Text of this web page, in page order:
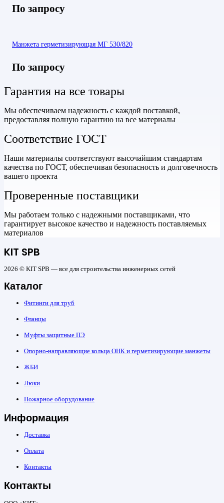
По запросу
Манжета герметизирующая МГ 530/820
По запросу
Гарантия на все товары
Мы обеспечиваем надежность с каждой поставкой,
предоставляя полную гарантию на все материалы
Соответствие ГОСТ
Наши материалы соответствуют высочайшим стандартам
качества по ГОСТ, обеспечивая безопасность и долговечность
вашего проекта
Проверенные поставщики
Мы работаем только с надежными поставщиками, что
гарантирует высокое качество и надежность поставляемых
материалов
KIT SPB
2026 © KIT SPB — все для строительства инженерных сетей
Каталог
Фитинги для труб
Фланцы
Муфты защитные ПЭ
Опорно-направляющие кольца ОНК и герметизирующие манжеты
ЖБИ
Люки
Пожарное оборудование
Информация
Доставка
Оплата
Контакты
Контакты